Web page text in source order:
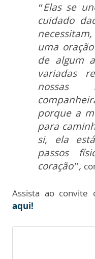
“Elas se
cuidado
uma
de algum
variadas
nossas
porque a
para
si, ela
passos
coração”,
Assista ao convite
aqui!